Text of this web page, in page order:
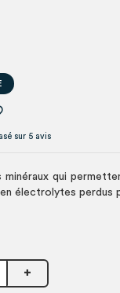
sur 5 avis
minéraux qui
électrolytes perdus
+